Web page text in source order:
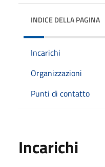
INDICE DELLA PAGINA
Incarichi
Organizzazioni
Punti di contatto
Incarichi